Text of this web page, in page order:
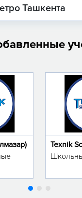
Ташкента
Texnik